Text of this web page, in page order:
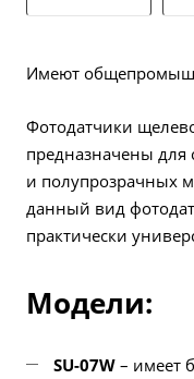
Имеют
Фотодатчики
предназначены для
и полупрозрачных
данный вид
практически
Модели:
SU-07W – имеет